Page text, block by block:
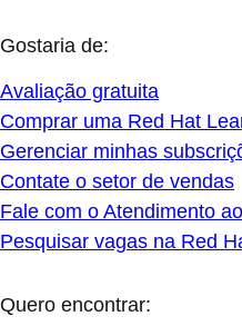
Gostaria de:
Avaliação gratuita
Comprar uma Red Hat
Gerenciar minhas
Contate o setor de vendas
Fale com o Atendimento
Pesquisar vagas na Red
Quero encontrar: